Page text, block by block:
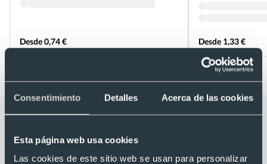
Consentimiento Detalles Acerca de las cookies
Esta página web usa cookies
Las cookies de este sitio web se usan para personalizar
Desde 0,74 € Desde 1,33 €
Categorías relacionadas con Taza de
cerámica impresa a todo color 360º
(250 ml)